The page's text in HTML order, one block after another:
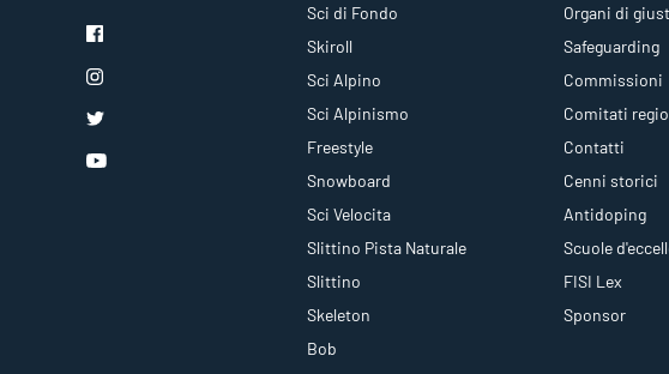
Sci di Fondo
Skiroll
Sci Alpino
Sci Alpinismo
Freestyle
Snowboard
Sci Velocita
Slittino Pista Naturale
Slittino
Skeleton
Bob
Organi di
Safeguarding
Commissioni
Comitati
Contatti
Cenni storici
Antidoping
Scuole
FISI Lex
Sponsor